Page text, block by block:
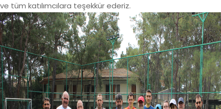
ve tüm katılımcılara teşekkür ederiz.